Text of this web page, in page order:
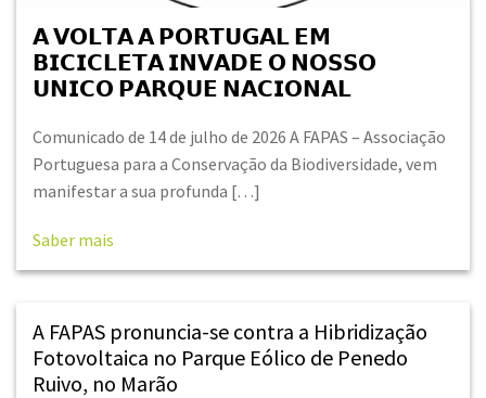
𝗔 𝗩𝗢𝗟𝗧𝗔 𝗔 𝗣𝗢𝗥𝗧𝗨𝗚𝗔𝗟 𝗘𝗠
𝗕𝗜𝗖𝗜𝗖𝗟𝗘𝗧𝗔 𝗜𝗡𝗩𝗔𝗗𝗘 𝗢 𝗡𝗢𝗦𝗦𝗢
𝗨𝗡𝗜𝗖𝗢 𝗣𝗔𝗥𝗤𝗨𝗘 𝗡𝗔𝗖𝗜𝗢𝗡𝗔𝗟
Comunicado de 14 de julho de 2026 A FAPAS – Associação
Portuguesa para a Conservação da Biodiversidade, vem
manifestar a sua profunda […]
Saber mais
A FAPAS pronuncia-se contra a Hibridização
Fotovoltaica no Parque Eólico de Penedo
Ruivo, no Marão